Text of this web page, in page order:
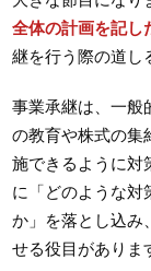
全体の計画を記し
継を行う際の道し
事業承継は、一般
の教育や株式の集
施できるように対
に「どのような対
か」を落とし込み
せる役目がありま